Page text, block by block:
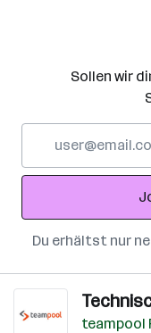
Sollen wir
Adresse
Du erhältst nur
teampool